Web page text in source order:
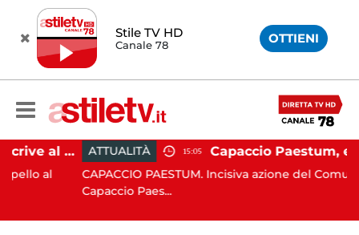
Stile TV HD
Canale 78 OTTIENI
Paestum, Codacons scrive al ministro Giuli: "Rilanciare scavi dell'Anfiteatro nell'area archeologica"
al
ATTUALITÀ 15:05
CAPACCIO PAESTUM. Incisiva azione del Comune di
Capaccio Paes...